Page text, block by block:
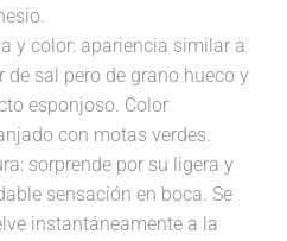
y color: apariencia similar a
de sal pero de grano hueco y
esponjoso. Color
con motas verdes.
sorprende por su ligera y
sensación en boca. Se
instantáneamente a la